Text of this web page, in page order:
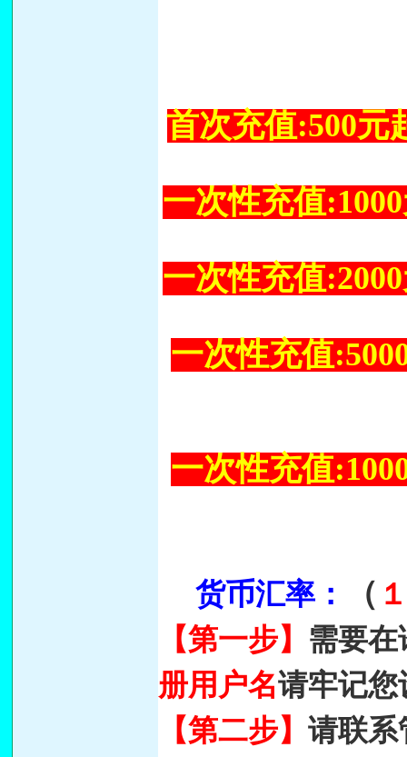
首次充值:500元
一次性充值
一次性充值
一次性充值
一次性充值
货币汇率： （
【第一步】 需要
册用户名请牢记您
【第二步】 请联系